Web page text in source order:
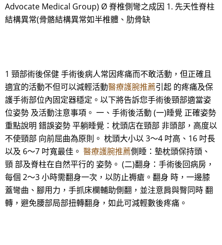
Advocate Medical Group) Ø 脊椎側彎之成因 1. 先天性脊柱
結構異常(骨骼結構異常如半椎體、肋骨缺
1 頸部術後保健 手術後病人常因疼痛而不敢活動，但正確且
適宜的活動不但可以減輕活動醫療護腕推薦引起 的疼痛及保
護手術部位內固定器穩定。以下將告訴您手術後頸部適當姿
位姿勢 及活動注意事項。 一、手術後活動 (一)睡覺 正確姿勢
重點說明 錯誤姿勢 平躺睡覺：枕頭店在頸部 非頭部，高度以
不使頸部 向前屈曲為原則。 枕頭大小以 3～4 吋高、16 吋長
以及 6～7 吋寬最佳。 醫療護腕推薦側睡：墊枕頭保持頭、
頸 部及脊柱在自然平行的 姿勢。 (二)翻身：手術後回病房，
每個 2～3 小時需翻身一次，以防止褥瘡。翻身 時，一邊膝
蓋彎曲、腳用力，手抓床欄輔助側翻，並注意肩與臀同時 翻
轉，避免腰部局部扭轉翻身，如此可減輕數後疼痛。